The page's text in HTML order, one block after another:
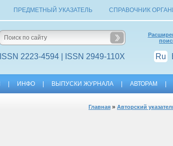
ПРЕДМЕТНЫЙ УКАЗАТЕЛЬ СПРАВОЧНИК
ISSN 2223-4594 | ISSN 2949-110X Ru
ИНФО ВЫПУСКИ ЖУРНАЛА АВТОРАМ
Главная » Авторский